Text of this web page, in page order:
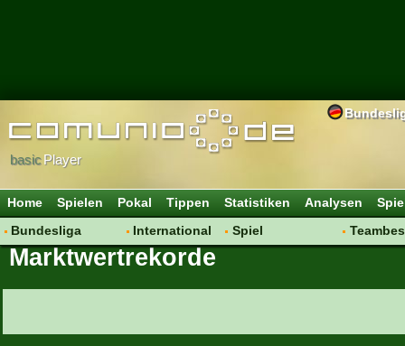
basicPlayer
Home Spielen Pokal Tippen Statistiken Analysen
Bundesliga
Hot News
International
Vereine
Spiel
Marktwertrekorde